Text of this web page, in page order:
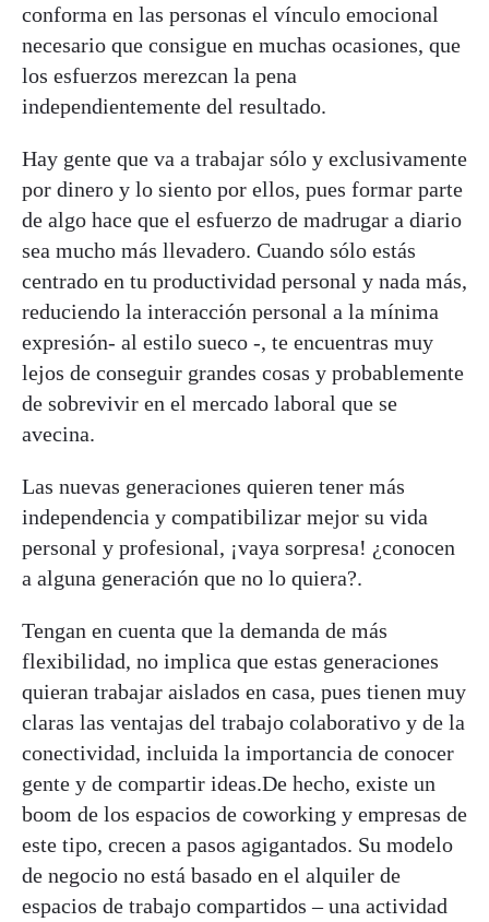
conforma en las personas el vínculo emocional
necesario que consigue en muchas ocasiones, que
los esfuerzos merezcan la pena
independientemente del resultado.
Hay gente que va a trabajar sólo y exclusivamente
por dinero y lo siento por ellos, pues formar parte
de algo hace que el esfuerzo de madrugar a diario
sea mucho más llevadero. Cuando sólo estás
centrado en tu productividad personal y nada más,
reduciendo la interacción personal a la mínima
expresión- al estilo sueco -, te encuentras muy
lejos de conseguir grandes cosas y probablemente
de sobrevivir en el mercado laboral que se
avecina.
Las nuevas generaciones quieren tener más
independencia y compatibilizar mejor su vida
personal y profesional, ¡vaya sorpresa! ¿conocen
a alguna generación que no lo quiera?.
Tengan en cuenta que la demanda de más
flexibilidad, no implica que estas generaciones
quieran trabajar aislados en casa, pues tienen muy
claras las ventajas del trabajo colaborativo y de la
conectividad, incluida la importancia de conocer
gente y de compartir ideas.De hecho, existe un
boom de los espacios de coworking y empresas de
este tipo, crecen a pasos agigantados. Su modelo
de negocio no está basado en el alquiler de
espacios de trabajo compartidos – una actividad